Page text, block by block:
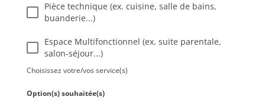
Pièce technique (ex. cuisine, salle de bains,
buanderie...)
Espace Multifonctionnel (ex. suite parentale,
salon-séjour...)
Choisissez votre/vos service(s)
Option(s) souhaitée(s)